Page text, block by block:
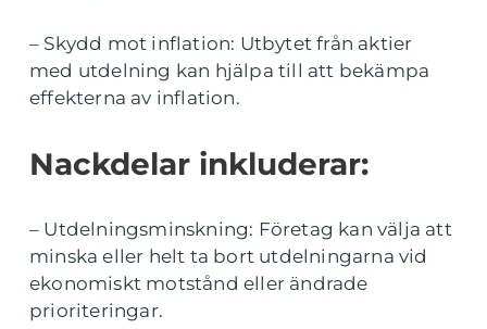
– Skydd mot inflation: Utbytet från aktier
med utdelning kan hjälpa till att bekämpa
effekterna av inflation.
Nackdelar inkluderar:
– Utdelningsminskning: Företag kan välja att
minska eller helt ta bort utdelningarna vid
ekonomiskt motstånd eller ändrade
prioriteringar.